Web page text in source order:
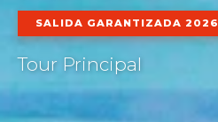
SALIDA GARANTIZADA 2026
Tour Principal